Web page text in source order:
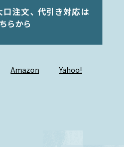
口注文、 代引き対応は
らから
Amazon Yahoo!